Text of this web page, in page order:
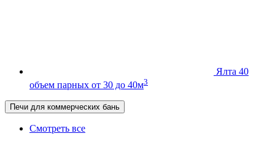
Ялта 40
объем парных от 30 до 40м3
Печи для коммерческих бань
Смотреть все